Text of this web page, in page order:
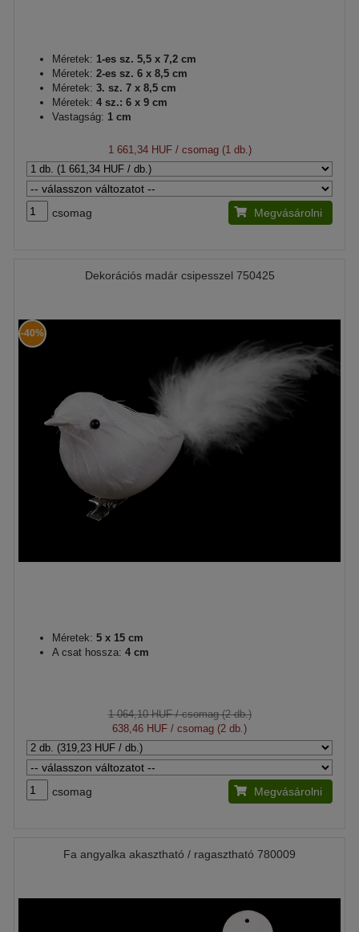
Méretek: 1-es sz. 5,5 x 7,2 cm
Méretek: 2-es sz. 6 x 8,5 cm
Méretek: 3. sz. 7 x 8,5 cm
Méretek: 4 sz.: 6 x 9 cm
Vastagság: 1 cm
1 661,34 HUF/ csomag (1 db.)
csomag Megvásárolni
Dekorációs madár csipesszel 750425
-40%
Méretek: 5 x 15 cm
A csat hossza: 4 cm
1 064,10 HUF/ csomag (2 db.)
638,46 HUF / csomag (2 db.)
csomag Megvásárolni
Fa angyalka akasztható / ragasztható 780009